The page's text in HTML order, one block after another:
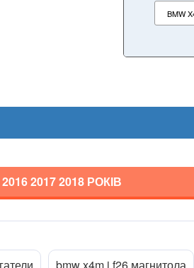
2017 2018 РОКІВ